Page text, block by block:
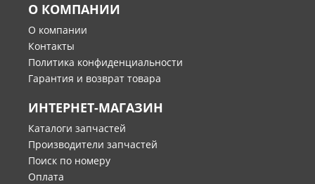
О КОМПАНИИ
О компании
Контакты
Политика конфиденциальности
Гарантия и возврат товара
ИНТЕРНЕТ-МАГАЗИН
Каталоги запчастей
Производители запчастей
Поиск по номеру
Оплата